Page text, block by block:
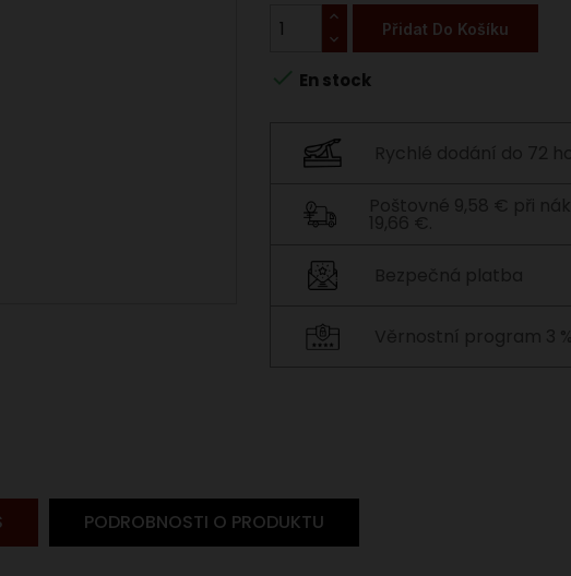
Přidat Do Košíku
 En stock
PODROBNOSTI O PRODUKTU